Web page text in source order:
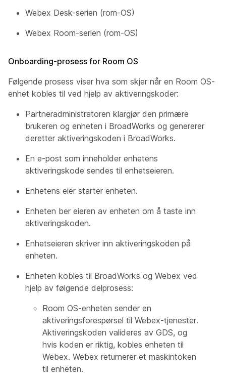
Webex Desk-serien (rom-OS)
Webex Room-serien (rom-OS)
Onboarding-prosess for Room OS
Følgende prosess viser hva som skjer når en Room OS-
enhet kobles til ved hjelp av aktiveringskoder:
Partneradministratoren klargjør den primære
brukeren og enheten i BroadWorks og genererer
deretter aktiveringskoden i BroadWorks.
En e-post som inneholder enhetens
aktiveringskode sendes til enhetseieren.
Enhetens eier starter enheten.
Enheten ber eieren av enheten om å taste inn
aktiveringskoden.
Enhetseieren skriver inn aktiveringskoden på
enheten.
Enheten kobles til BroadWorks og Webex ved
hjelp av følgende delprosess:
Room OS-enheten sender en
aktiveringsforespørsel til Webex-tjenester.
Aktiveringskoden valideres av GDS, og
hvis koden er riktig, kobles enheten til
Webex. Webex returnerer et maskintoken
til enheten.